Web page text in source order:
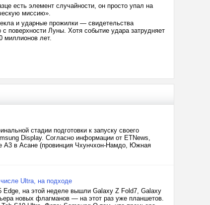
есть элемент случайности, он просто упал на
миссию».
и ударные прожилки — свидетельства
поверхности Луны. Хотя событие удара затрудняет
миллионов лет.
стадии подготовки к запуску своего
Display. Согласно информации от ETNews,
A3 в Асане (провинция Чхунчхон-Намдо, Южная
Ultra, на подходе
на этой неделе вышли Galaxy Z Fold7, Galaxy
новых флагманов — на этот раз уже планшетов.